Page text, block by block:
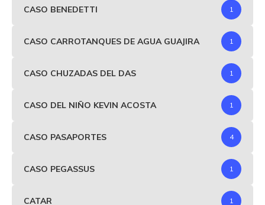
CASO BENEDETTI 1
CASO CARROTANQUES DE AGUA GUAJIRA 1
CASO CHUZADAS DEL DAS 1
CASO DEL NIÑO KEVIN ACOSTA 1
CASO PASAPORTES 4
CASO PEGASSUS 1
CATAR 1